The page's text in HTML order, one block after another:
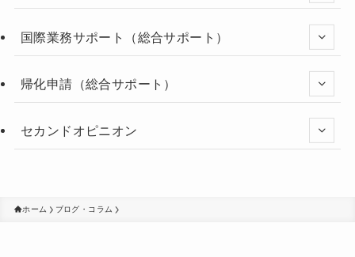
国際業務サポート（総合サポート）
帰化申請（総合サポート）
セカンドオピニオン
ホーム ブログ・コラム